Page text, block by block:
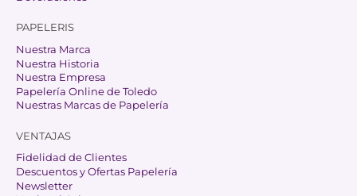
VENTAJAS
Fidelidad de Clientes
Descuentos y Ofertas Papelería
Newsletter
PAPELERIS
Nuestra Marca
Nuestra Historia
Nuestra Empresa
Papelería Online de Toledo
Nuestras Marcas de Papelería